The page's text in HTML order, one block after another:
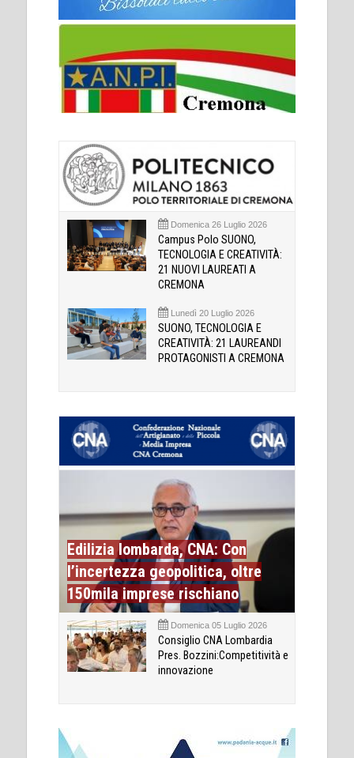
Domenica 26 Luglio 2026
Campus Polo SUONO,
TECNOLOGIA E CREATIVITÀ:
21 NUOVI LAUREATI A
CREMONA
Lunedì 20 Luglio 2026
SUONO, TECNOLOGIA E
CREATIVITÀ: 21 LAUREANDI
PROTAGONISTI A CREMONA
Edilizia lombarda, CNA: Con
l’incertezza geopolitica, oltre
150mila imprese rischiano
Domenica 05 Luglio 2026
Consiglio CNA Lombardia
Pres. Bozzini:Competitività e
innovazione